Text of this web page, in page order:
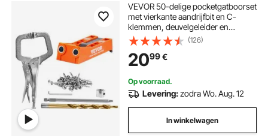
VEVOR 50-delige pocketgatboorset
met vierkante aandrijfbit en C-
klemmen, deuvelgeleider en
boorgeleider voor het boren van
pocketgaten en schuine gaten,
boorhulp voor houtbewerking
(126)
2099€
Op voorraad.
Levering:zodra Wo. Aug. 12
In winkelwagen